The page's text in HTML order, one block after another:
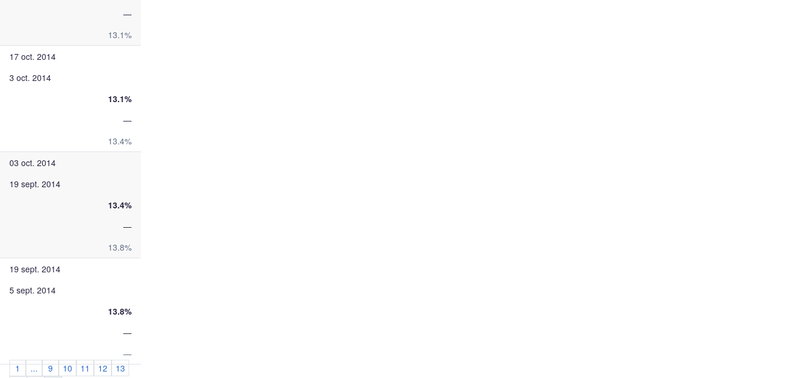
—
13.1%
17 oct. 2014
3 oct. 2014
13.1%
—
13.4%
03 oct. 2014
19 sept. 2014
13.4%
—
13.8%
19 sept. 2014
5 sept. 2014
13.8%
—
—
1
... 9 10 11 12
13